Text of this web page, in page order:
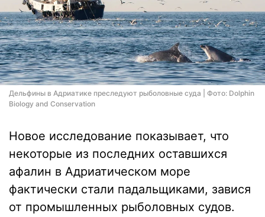
Дельфины в Адриатике преследуют рыболовные суда | Фото: Dolphin
Biology and Conservation
Новое исследование показывает, что
некоторые из последних оставшихся
афалин в Адриатическом море
фактически стали падальщиками, завися
от промышленных рыболовных судов.